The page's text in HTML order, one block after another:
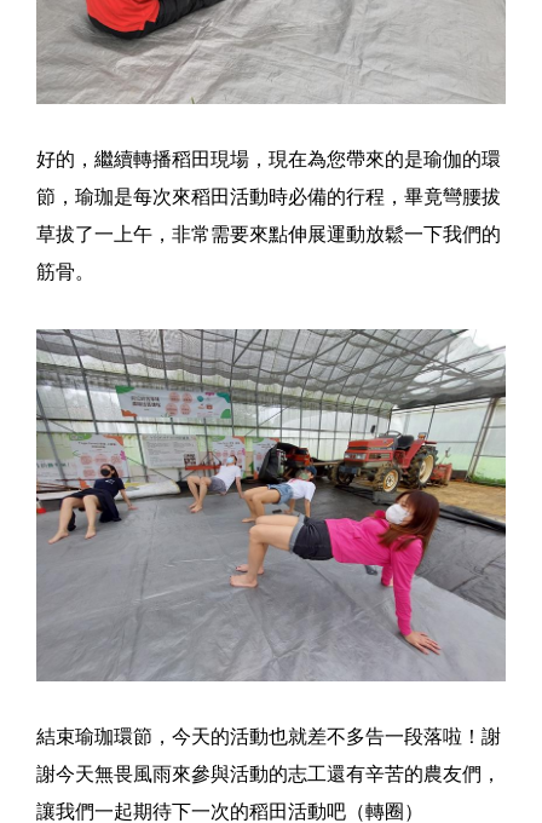
好的，繼續轉播稻田現場，現在為您帶來的是瑜伽的環
節，瑜珈是每次來稻田活動時必備的行程，畢竟彎腰拔
草拔了一上午，非常需要來點伸展運動放鬆一下我們的
筋骨。
結束瑜珈環節，今天的活動也就差不多告一段落啦！謝
謝今天無畏風雨來參與活動的志工還有辛苦的農友們，
讓我們一起期待下一次的稻田活動吧（轉圈）